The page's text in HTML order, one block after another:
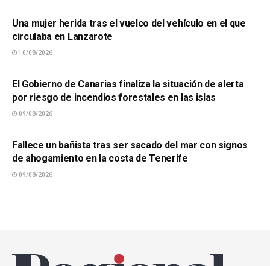
Una mujer herida tras el vuelco del vehículo en el que
circulaba en Lanzarote
10/08/2026
El Gobierno de Canarias finaliza la situación de alerta
por riesgo de incendios forestales en las islas
09/08/2026
Fallece un bañista tras ser sacado del mar con signos
de ahogamiento en la costa de Tenerife
09/08/2026